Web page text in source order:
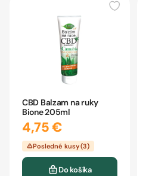
CBD Balzam na ruky
Bione 205ml
4,75 €
Posledné kusy (3)
Do košíka